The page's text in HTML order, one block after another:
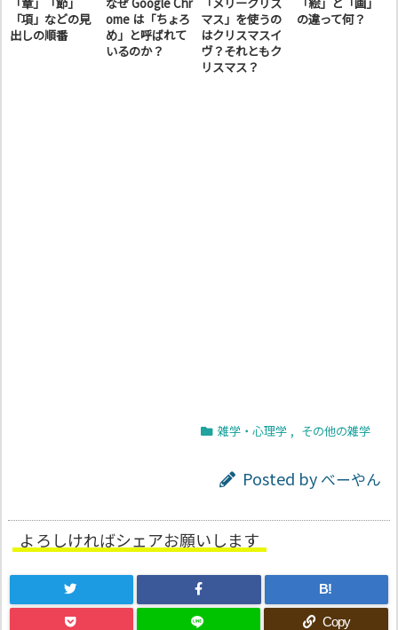
「項」などの見
出しの順番
ome は「ちょろ
め」と呼ばれて
いるのか？
マス」を使うの
はクリスマスイ
ヴ？それともク
リスマス？
の違って何？
雑学・心理学 , その他の雑学
Posted by べーやん
よろしければシェアお願いします
B!
Copy